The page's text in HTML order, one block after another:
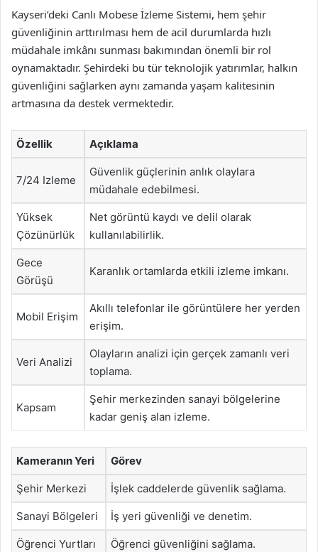
Kayseri’deki Canlı Mobese İzleme Sistemi, hem şehir
güvenliğinin arttırılması hem de acil durumlarda hızlı
müdahale imkânı sunması bakımından önemli bir rol
oynamaktadır. Şehirdeki bu tür teknolojik yatırımlar, halkın
güvenliğini sağlarken aynı zamanda yaşam kalitesinin
artmasına da destek vermektedir.
Özellik Açıklama
7/24 Izleme
Güvenlik güçlerinin anlık olaylara
müdahale edebilmesi.
Yüksek
Çözünürlük
Net görüntü kaydı ve delil olarak
kullanılabilirlik.
Gece
Görüşü
Karanlık ortamlarda etkili izleme imkanı.
Mobil Erişim
Akıllı telefonlar ile görüntülere her yerden
erişim.
Veri Analizi
Olayların analizi için gerçek zamanlı veri
toplama.
Kapsam
Şehir merkezinden sanayi bölgelerine
kadar geniş alan izleme.
Kameranın Yeri Görev
Şehir Merkezi İşlek caddelerde güvenlik sağlama.
Sanayi Bölgeleri İş yeri güvenliği ve denetim.
Öğrenci Yurtları Öğrenci güvenliğini sağlama.